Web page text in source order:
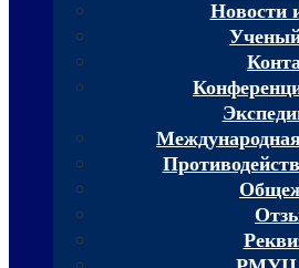
Новости